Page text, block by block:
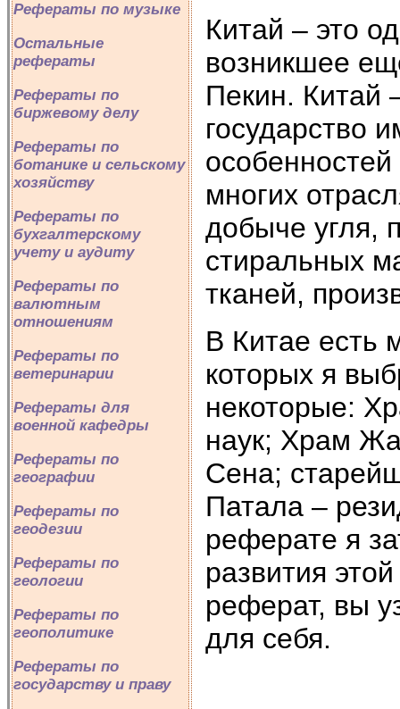
Рефераты по музыке
Остальные
рефераты
Рефераты по
биржевому делу
Рефераты по
ботанике и сельскому
хозяйству
Рефераты по
бухгалтерскому
учету и аудиту
Рефераты по
валютным
отношениям
Рефераты по
ветеринарии
Рефераты для
военной кафедры
Рефераты по
географии
Рефераты по
геодезии
Рефераты по
геологии
Рефераты по
геополитике
Рефераты по
государству и праву
Китай – это
возникшее
Пекин. Китай
государство
многих
добыче угля,
стиральных
тканей,
В Китае есть
которых я
некоторые:
наук; Храм
Сена;
Патала –
реферате я
развития
реферат, вы
для себя.